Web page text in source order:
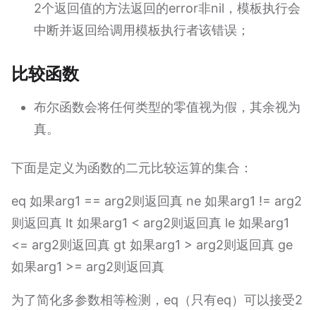
2个返回值的方法返回的error非nil，模板执行会
中断并返回给调用模板执行者该错误；
比较函数
布尔函数会将任何类型的零值视为假，其余视为
真。
下面是定义为函数的二元比较运算的集合：
eq 如果arg1 == arg2则返回真 ne 如果arg1 != arg2
则返回真 lt 如果arg1 < arg2则返回真 le 如果arg1
<= arg2则返回真 gt 如果arg1 > arg2则返回真 ge
如果arg1 >= arg2则返回真
为了简化多参数相等检测，eq（只有eq）可以接受2